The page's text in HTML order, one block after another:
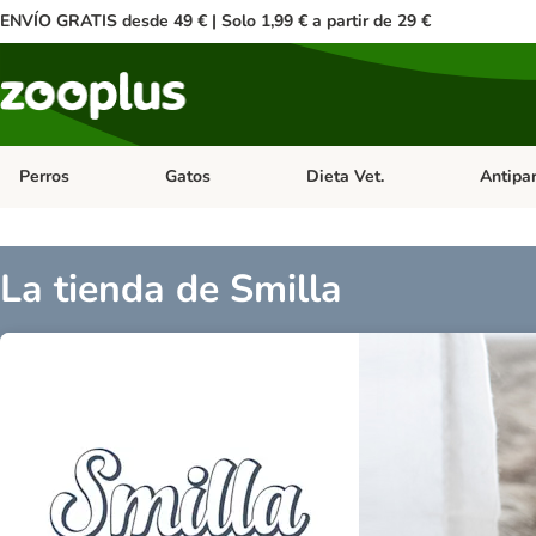
ENVÍO GRATIS desde 49 € | Solo 1,99 € a partir de 29 €
Perros Menú de categoria abierto: Perros
Gatos Menú de categoria abierto: Gatos
Dieta Vet. Menú
La tienda de Smilla